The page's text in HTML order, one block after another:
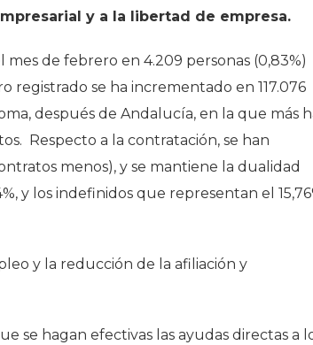
y a la libertad de empresa.
de febrero en 4.209 personas (0,83%)
registrado se ha incrementado en 117.076
después de Andalucía, en la que más
Respecto a la contratación, se han
menos), y se mantiene la dualidad
y los indefinidos que representan el
y la reducción de la afiliación y
se hagan efectivas las ayudas directas a